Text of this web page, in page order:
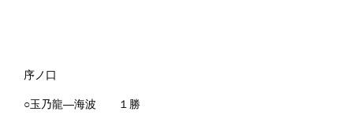
序ノ口
○玉乃龍―海波 １勝